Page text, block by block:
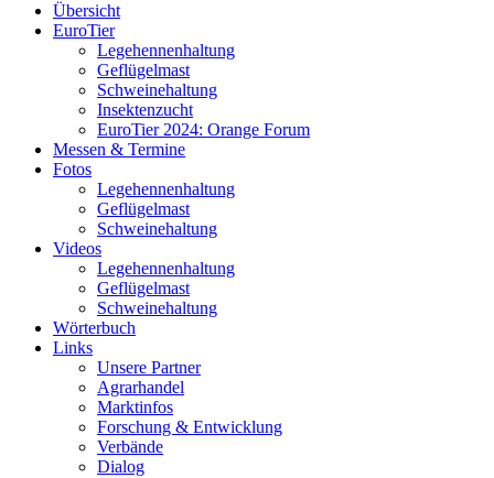
Übersicht
EuroTier
Legehennenhaltung
Geflügelmast
Schweinehaltung
Insektenzucht
EuroTier 2024: Orange Forum
Messen & Termine
Fotos
Legehennenhaltung
Geflügelmast
Schweinehaltung
Videos
Legehennenhaltung
Geflügelmast
Schweinehaltung
Wörterbuch
Links
Unsere Partner
Agrarhandel
Marktinfos
Forschung & Entwicklung
Verbände
Dialog